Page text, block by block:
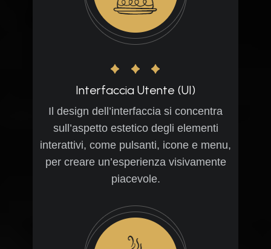
Interfaccia Utente (UI)
Il design dell’interfaccia si concentra
sull’aspetto estetico degli elementi
interattivi, come pulsanti, icone e menu,
per creare un’esperienza visivamente
piacevole.